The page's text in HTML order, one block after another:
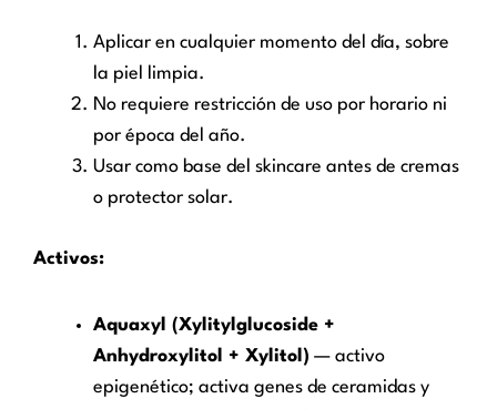
Aplicar en cualquier momento del día, sobre
la piel limpia.
No requiere restricción de uso por horario ni
por época del año.
Usar como base del skincare antes de cremas
o protector solar.
Activos:
Aquaxyl (Xylitylglucoside +
Anhydroxylitol + Xylitol) — activo
epigenético; activa genes de ceramidas y